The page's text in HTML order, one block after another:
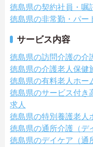
徳島県の契約社員・嘱
徳島県の非常勤・パー
サービス内容
徳島県の訪問介護の介
徳島県の介護老人保健
徳島県の有料老人ホー
徳島県のサービス付き
求人
徳島県の特別養護老人
徳島県の通所介護（デ
徳島県のデイケア（通